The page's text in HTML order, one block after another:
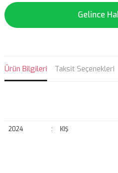
Gelince
Ürün Bilgileri Taksit Seçenekleri
2024 : KIŞ